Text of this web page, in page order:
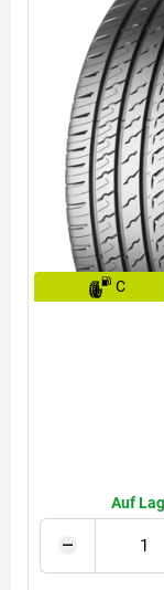
C
Auf